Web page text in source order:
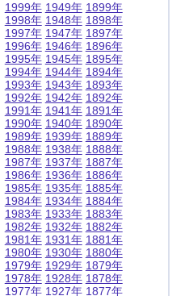
1999年
1998年
1997年
1996年
1995年
1994年
1993年
1992年
1991年
1990年
1989年
1988年
1987年
1986年
1985年
1984年
1983年
1982年
1981年
1980年
1979年
1978年
1977年
1949年
1948年
1947年
1946年
1945年
1944年
1943年
1942年
1941年
1940年
1939年
1938年
1937年
1936年
1935年
1934年
1933年
1932年
1931年
1930年
1929年
1928年
1927年
1899年
1898年
1897年
1896年
1895年
1894年
1893年
1892年
1891年
1890年
1889年
1888年
1887年
1886年
1885年
1884年
1883年
1882年
1881年
1880年
1879年
1878年
1877年